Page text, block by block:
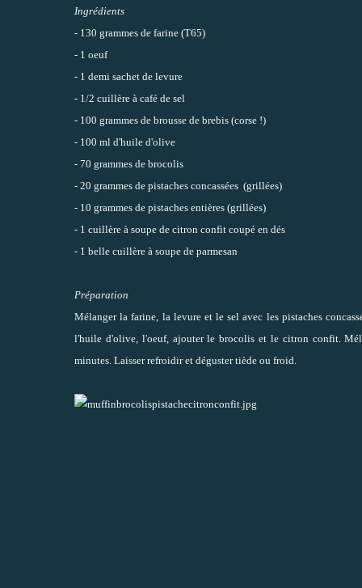
Ingrédients
- 130 grammes de farine (T65)
- 1 oeuf
- 1 demi sachet de levure
- 1/2 cuillère à café de sel
- 100 grammes de brousse de brebis (corse !)
- 100 ml d'huile d'olive
- 70 grammes de brocolis
- 20 grammes de pistaches concassées (grillées)
- 10 grammes de pistaches entières (grillées)
- 1 cuillère à soupe de citron confit coupé en dés
- 1 belle cuillère à soupe de parmesan
Préparation
Mélanger la farine, la levure et le sel avec les pistaches
l'huile d'olive, l'oeuf, ajouter le brocolis et le citron confit.
minutes. Laisser refroidir et déguster tiède ou froid.